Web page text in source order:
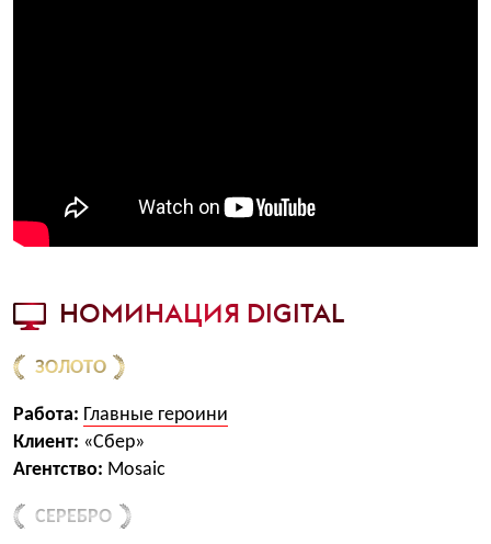
НОМИНАЦИЯ DIGITAL
ЗОЛОТО
Работа: Главные героини
Клиент: «Сбер»
Агентство: Mosaic
СЕРЕБРО